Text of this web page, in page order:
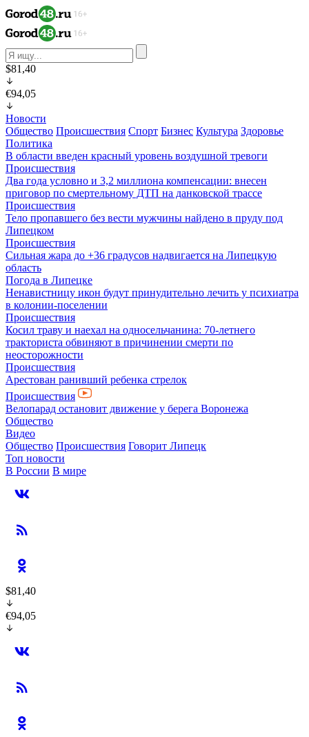
$81,40
€94,05
Новости
Общество Происшествия Спорт Бизнес Культура Здоровье
Политика
В области введен красный уровень воздушной тревоги
Происшествия
Два года условно и 3,2 миллиона компенсации: внесен
приговор по смертельному ДТП на данковской трассе
Происшествия
Тело пропавшего без вести мужчины найдено в пруду под
Липецком
Происшествия
Сильная жара до +36 градусов надвигается на Липецкую
область
Погода в Липецке
Ненавистницу икон будут принудительно лечить у психиатра
в колонии-поселении
Происшествия
Косил траву и наехал на односельчанина: 70-летнего
тракториста обвиняют в причинении смерти по
неосторожности
Происшествия
Арестован ранивший ребенка стрелок
Происшествия
Велопарад остановит движение у берега Воронежа
Общество
Видео
Общество Происшествия Говорит Липецк
Топ новости
В России В мире
$81,40
€94,05